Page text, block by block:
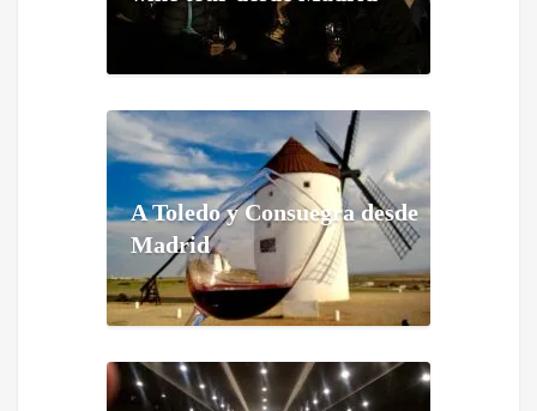
A Toledo y Consuegra desde
Madrid